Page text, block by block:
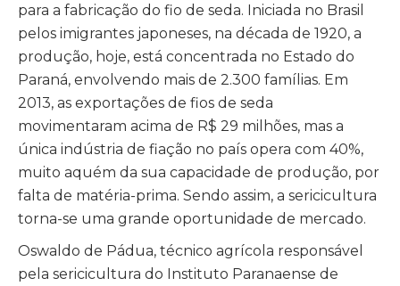
para a fabricação do fio de seda. Iniciada no Brasil
pelos imigrantes japoneses, na década de 1920, a
produção, hoje, está concentrada no Estado do
Paraná, envolvendo mais de 2.300 famílias. Em
2013, as exportações de fios de seda
movimentaram acima de R$ 29 milhões, mas a
única indústria de fiação no país opera com 40%,
muito aquém da sua capacidade de produção, por
falta de matéria-prima. Sendo assim, a sericicultura
torna-se uma grande oportunidade de mercado.
Oswaldo de Pádua, técnico agrícola responsável
pela sericicultura do Instituto Paranaense de